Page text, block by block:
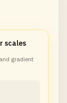
scales
gradient